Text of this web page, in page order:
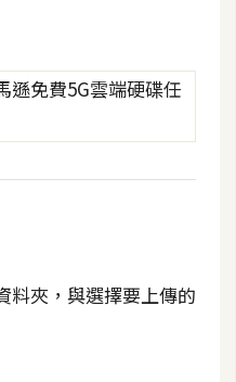
料夾，與選擇要上傳的